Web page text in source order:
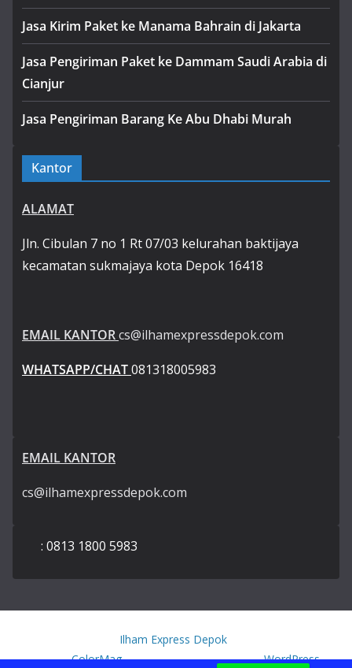
Jasa Kirim Paket ke Manama Bahrain di Jakarta
Jasa Pengiriman Paket ke Dammam Saudi Arabia di
Cianjur
Jasa Pengiriman Barang Ke Abu Dhabi Murah
Kantor
ALAMAT
Jln. Cibulan 7 no 1 Rt 07/03 kelurahan baktijaya
kecamatan sukmajaya kota Depok 16418
EMAIL KANTORcs@ilhamexpressdepok.com
WHATSAPP/CHAT081318005983
EMAIL KANTOR
cs@ilhamexpressdepok.com
: 0813 1800 5983
Ilham Express Depok
Theme:ColorMagby ThemeGrill. Powered byWordPress.